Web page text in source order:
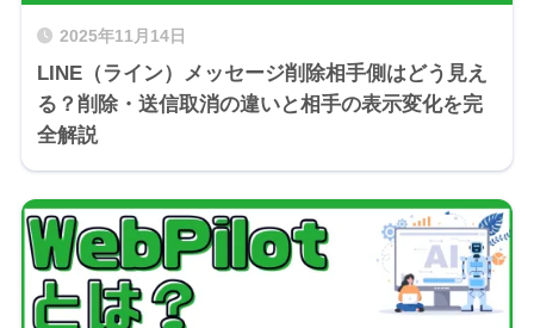
2025年11月14日
LINE（ライン）メッセージ削除相手側はどう見え
る？削除・送信取消の違いと相手の表示変化を完
全解説